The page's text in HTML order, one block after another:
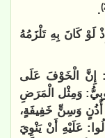
.
لَوْ كَانَ بِهِ تَلْزَمُهُ
إِنَّ الْخَوْفَ عَلَى
وَمِثْل الْمَرَضِ
وَسِنٍّ خَفِيفَةٍ،
عَلَيْهِ أَنْ يَنْوِيَ